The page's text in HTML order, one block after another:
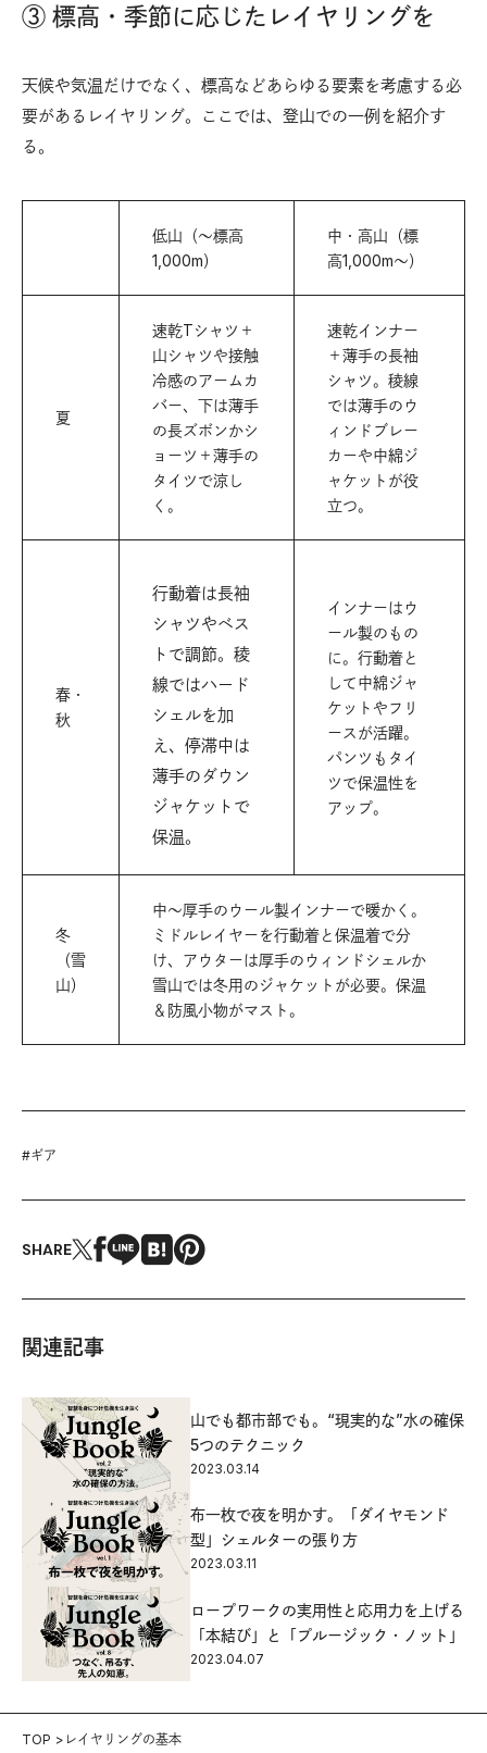
③ 標高・季節に応じたレイヤリングを
天候や気温だけでなく、標高などあらゆる要素を考慮する必
要があるレイヤリング。ここでは、登山での一例を紹介す
る。
低山（〜標高
1,000m）
中・高山（標
高1,000m〜）
夏
速乾Tシャツ＋
山シャツや接触
冷感のアームカ
バー、下は薄手
の長ズボンかシ
ョーツ＋薄手の
タイツで涼し
く。
速乾インナー
＋薄手の長袖
シャツ。稜線
では薄手のウ
ィンドブレー
カーや中綿ジ
ャケットが役
立つ。
春・
秋
行動着は長袖
シャツやベス
トで調節。稜
線ではハード
シェルを加
え、停滞中は
薄手のダウン
ジャケットで
保温。
インナーはウ
ール製のもの
に。行動着と
して中綿ジャ
ケットやフリ
ースが活躍。
パンツもタイ
ツで保温性を
アップ。
冬
（雪
山）
中〜厚手のウール製インナーで暖かく。
ミドルレイヤーを行動着と保温着で分
け、アウターは厚手のウィンドシェルか
雪山では冬用のジャケットが必要。保温
＆防風小物がマスト。
#ギア
SHARE
関連記事
山でも都市部でも。“現実的な”水の確保
5つのテクニック
2023.03.14
布一枚で夜を明かす。「ダイヤモンド
型」シェルターの張り方
2023.03.11
ロープワークの実用性と応用力を上げる
「本結び」と「プルージック・ノット」
2023.04.07
TOP レイヤリングの基本